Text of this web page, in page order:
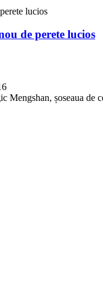
de perete lucios
Mengshan, șoseaua